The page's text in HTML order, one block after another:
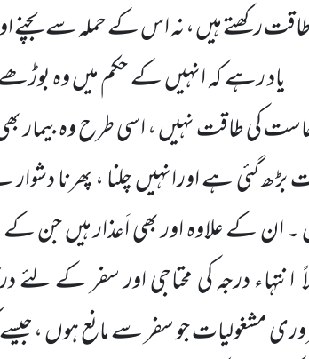
رکھتے ہیں ، نہ اس کے حملہ سے بچنے
یاد رہے کہ انہیں کے حکم میں وہ
کی طاقت نہیں ، اسی طرح وہ بیمار
بڑھ گئی ہے اورانہیں چلنا ، پھرنا
۔ ان کے علاوہ اور بھی اَعذار ہیں جن
انتہاء درجہ کی محتاجی اور سفر کے
مشغولیات جو سفر سے مانع ہوں ،